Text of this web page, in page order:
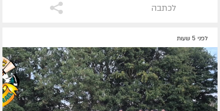
לכתבה
לפני 5 שעות